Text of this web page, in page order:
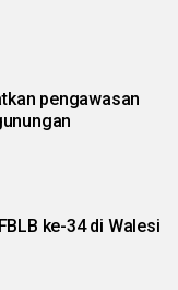
pengawasan
ke-34 di Walesi